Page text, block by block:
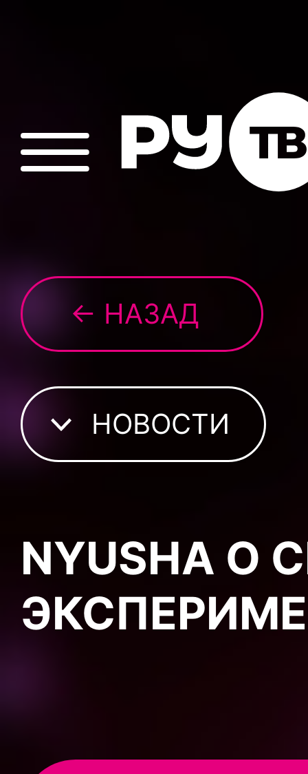
← НАЗАД
НОВОСТИ
NYUSHA О